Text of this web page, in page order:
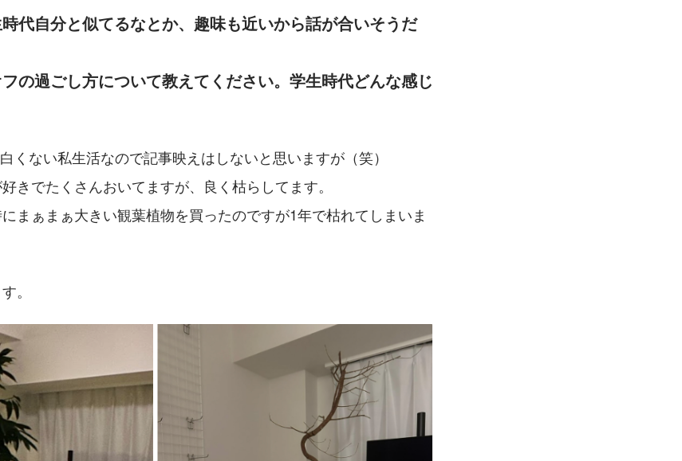
時代自分と似てるなとか、趣味も近いから話が合いそうだ
の過ごし方について教えてください。学生時代どんな感じ
くない私生活なので記事映えはしないと思いますが（笑）
きでたくさんおいてますが、良く枯らしてます。
まぁまぁ大きい観葉植物を買ったのですが1年で枯れてしまいま
。